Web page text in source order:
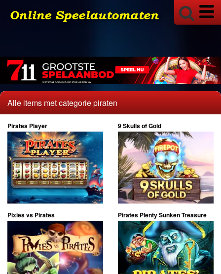
Bingo
18+ Gok Info
Alle items met categorie piraten
Pirates Player 9 Skulls of Gold
Pixies vs Pirates Pirates Plenty Sunken Treasure